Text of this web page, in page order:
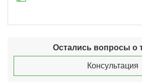
Остались вопросы о
Консультация